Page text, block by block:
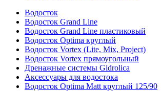
Водосток
Водосток Grand Line
Водосток Grand Line пластиковый
Водосток Optima круглый
Водосток Vortex (Lite, Mix, Project)
Водосток Vortex прямоугольный
Дренажные системы Gidrolica
Аксессуары для водостока
Водосток Optima Matt круглый 125/90